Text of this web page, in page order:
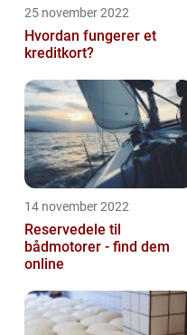
25 november 2022
Hvordan fungerer et
kreditkort?
14 november 2022
Reservedele til
bådmotorer - find dem
online